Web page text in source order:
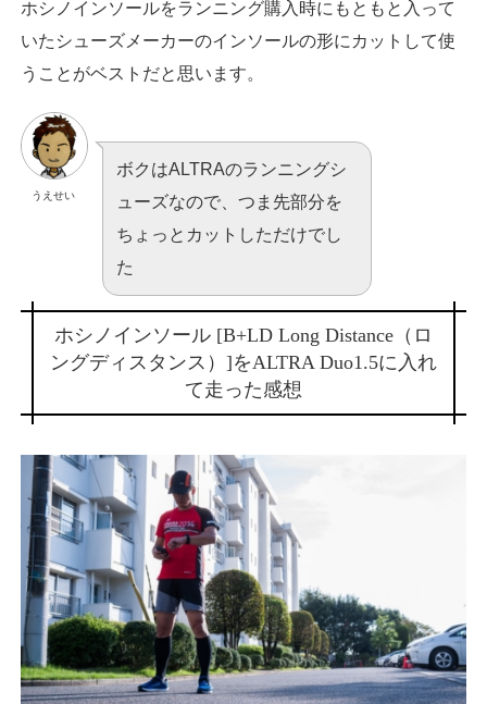
ホシノインソールをランニング購入時にもともと入って
いたシューズメーカーのインソールの形にカットして使
うことがベストだと思います。
うえせい
ボクはALTRAのランニングシ
ューズなので、つま先部分を
ちょっとカットしただけでし
た
ホシノインソール [B+LD Long Distance（ロ
ングディスタンス）]をALTRA Duo1.5に入れ
て走った感想